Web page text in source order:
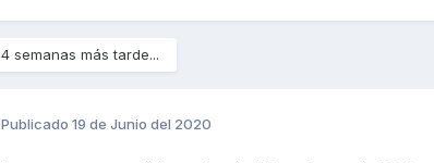
4 semanas más tarde...
Publicado 19 de Junio del 2020